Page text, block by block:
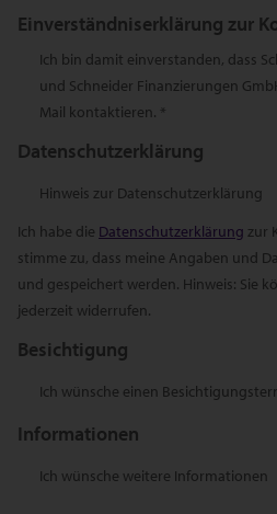
Einverständniserklärung zur
Ich bin damit einverstanden, dass
und Schneider Finanzierungen
Mail kontaktieren. *
Datenschutzerklärung
Hinweis zur Datenschutzerklärung
Ich habe die Datenschutzerklärung zur
stimme zu, dass meine Angaben und
und gespeichert werden. Hinweis: Sie
jederzeit widerrufen.
Besichtigung
Ich wünsche einen
Informationen
Ich wünsche weitere Informationen